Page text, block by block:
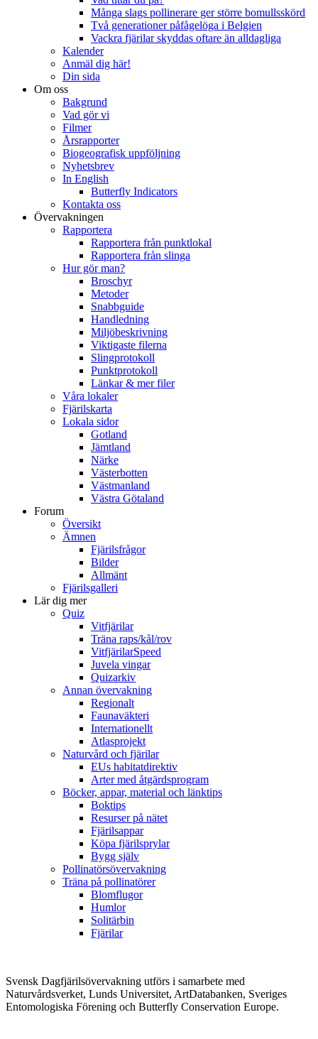
Många slags pollinerare ger större bomullsskörd
Två generationer påfågelöga i Belgien
Vackra fjärilar skyddas oftare än alldagliga
Kalender
Anmäl dig här!
Din sida
Om oss
Bakgrund
Vad gör vi
Filmer
Årsrapporter
Biogeografisk uppföljning
Nyhetsbrev
In English
Butterfly Indicators
Kontakta oss
Övervakningen
Rapportera
Rapportera från punktlokal
Rapportera från slinga
Hur gör man?
Broschyr
Metoder
Snabbguide
Handledning
Miljöbeskrivning
Viktigaste filerna
Slingprotokoll
Punktprotokoll
Länkar & mer filer
Våra lokaler
Fjärilskarta
Lokala sidor
Gotland
Jämtland
Närke
Västerbotten
Västmanland
Västra Götaland
Forum
Översikt
Ämnen
Fjärilsfrågor
Bilder
Allmänt
Fjärilsgalleri
Lär dig mer
Quiz
Vitfjärilar
Träna raps/kål/rov
VitfjärilarSpeed
Juvela vingar
Quizarkiv
Annan övervakning
Regionalt
Faunaväkteri
Internationellt
Atlasprojekt
Naturvård och fjärilar
EUs habitatdirektiv
Arter med åtgärdsprogram
Böcker, appar, material och länktips
Boktips
Resurser på nätet
Fjärilsappar
Köpa fjärilsprylar
Bygg själv
Pollinatörsövervakning
Träna på pollinatörer
Blomflugor
Humlor
Solitärbin
Fjärilar
Svensk Dagfjärilsövervakning utförs i samarbete med
Naturvårdsverket, Lunds Universitet, ArtDatabanken, Sveriges
Entomologiska Förening och Butterfly Conservation Europe.